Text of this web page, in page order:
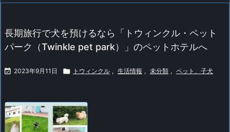
長期旅行で犬を預けるなら「トウィンクル・ペット
パーク（Twinkle pet park）」のペットホテルへ
 2023年9月11日  トウィンクル , 生活情報 , 未分類 , ペット、子犬